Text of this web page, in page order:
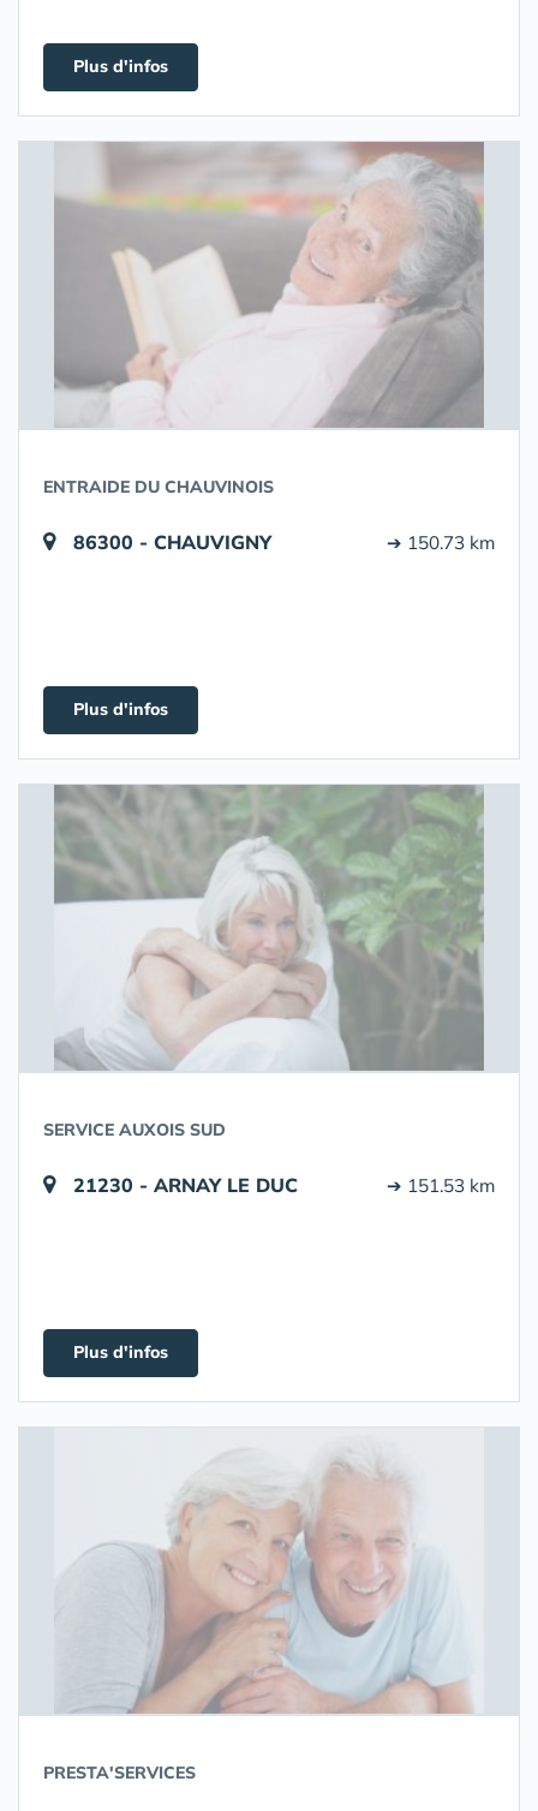
Plus d'infos
ENTRAIDE DU CHAUVINOIS
86300 - CHAUVIGNY ➔ 150.73 km
Plus d'infos
SERVICE AUXOIS SUD
21230 - ARNAY LE DUC ➔ 151.53 km
Plus d'infos
PRESTA'SERVICES